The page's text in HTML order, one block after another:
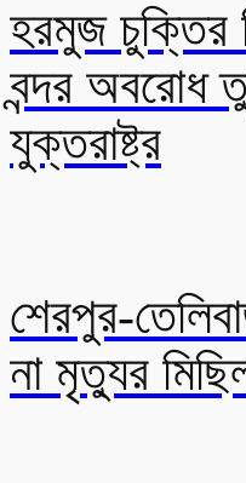
হরমুজ চুক্তির
বন্দর অবরোধ
যুক্তরাষ্ট্র
শেরপুর-
না মৃত্যুর